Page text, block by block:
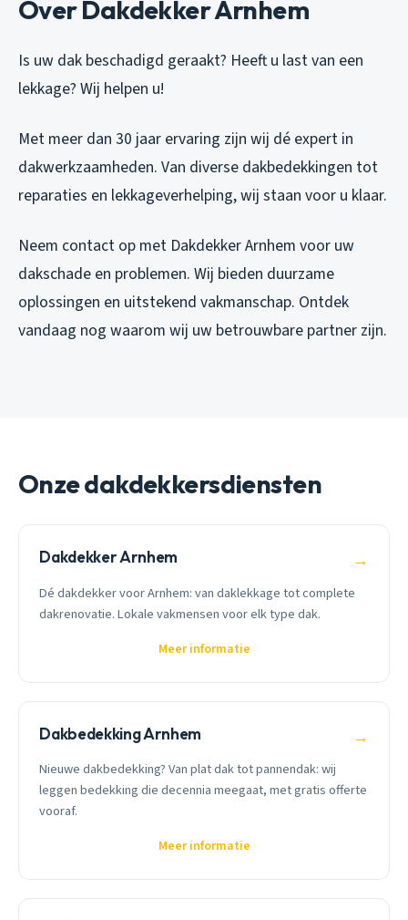
Over Dakdekker Arnhem
Is uw dak beschadigd geraakt? Heeft u last van een
lekkage? Wij helpen u!
Met meer dan 30 jaar ervaring zijn wij dé expert in
dakwerkzaamheden. Van diverse dakbedekkingen tot
reparaties en lekkageverhelping, wij staan voor u klaar.
Neem contact op met Dakdekker Arnhem voor uw
dakschade en problemen. Wij bieden duurzame
oplossingen en uitstekend vakmanschap. Ontdek
vandaag nog waarom wij uw betrouwbare partner zijn.
Onze dakdekkersdiensten
Dakdekker Arnhem →
Dé dakdekker voor Arnhem: van daklekkage tot complete
dakrenovatie. Lokale vakmensen voor elk type dak.
Meer informatie
Dakbedekking Arnhem →
Nieuwe dakbedekking? Van plat dak tot pannendak: wij
leggen bedekking die decennia meegaat, met gratis offerte
vooraf.
Meer informatie